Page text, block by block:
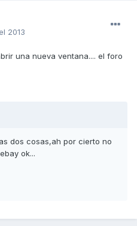
2013
una nueva ventana.... el foro
dos cosas,ah por cierto no
ok...